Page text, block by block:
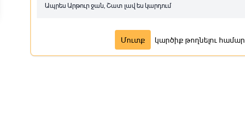
Ապրես Արթուր ջան, Շատ լավ ես կարդում
Մուտք կարծիք թողնելու համար